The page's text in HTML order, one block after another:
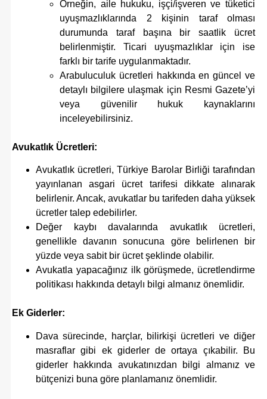
Örneğin, aile hukuku, işçi/işveren ve tüketici
uyuşmazlıklarında 2 kişinin taraf olması
durumunda taraf başına bir saatlik ücret
belirlenmiştir. Ticari uyuşmazlıklar için ise
farklı bir tarife uygulanmaktadır.
Arabuluculuk ücretleri hakkında en güncel ve
detaylı bilgilere ulaşmak için Resmi Gazete’yi
veya güvenilir hukuk kaynaklarını
inceleyebilirsiniz.
Avukatlık Ücretleri:
Avukatlık ücretleri, Türkiye Barolar Birliği tarafından
yayınlanan asgari ücret tarifesi dikkate alınarak
belirlenir. Ancak, avukatlar bu tarifeden daha yüksek
ücretler talep edebilirler.
Değer kaybı davalarında avukatlık ücretleri,
genellikle davanın sonucuna göre belirlenen bir
yüzde veya sabit bir ücret şeklinde olabilir.
Avukatla yapacağınız ilk görüşmede, ücretlendirme
politikası hakkında detaylı bilgi almanız önemlidir.
Ek Giderler:
Dava sürecinde, harçlar, bilirkişi ücretleri ve diğer
masraflar gibi ek giderler de ortaya çıkabilir. Bu
giderler hakkında avukatınızdan bilgi almanız ve
bütçenizi buna göre planlamanız önemlidir.